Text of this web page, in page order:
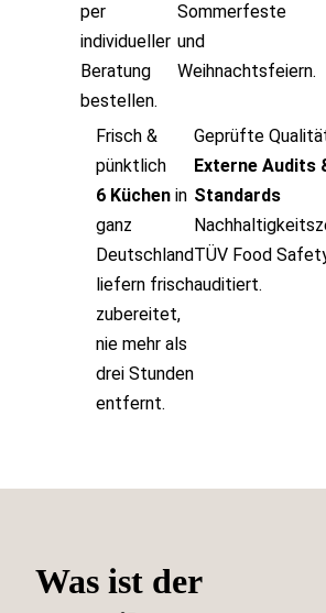
per
individueller
Beratung
bestellen.
Sommerfeste
und
Weihnachtsfeiern.
Frisch &
pünktlich
6 Küchen in
ganz
Deutschland
liefern frisch
zubereitet,
nie mehr als
drei Stunden
entfernt.
Geprüfte
Externe Audits
Standards
TÜV Food
auditiert.
Was ist der